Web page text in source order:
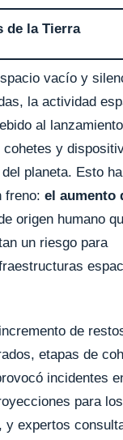
de la Tierra
vacío y
la actividad
al lanzamiento
y
planeta. Esto
freno: el aumento
origen humano
un riesgo para
de
etapas de
incidentes
para los
y expertos